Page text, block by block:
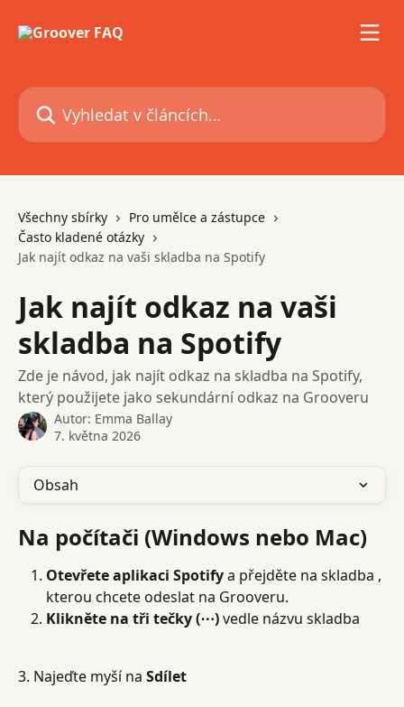
Vyhledat v článcích…
Všechny sbírky
Pro umělce a zástupce
Často kladené otázky
Jak najít odkaz na vaši skladba na Spotify
Jak najít odkaz na vaši
skladba na Spotify
Zde je návod, jak najít odkaz na skladba na Spotify,
který použijete jako sekundární odkaz na Grooveru
Autor: Emma Ballay
7. května 2026
Obsah
Na počítači (Windows nebo Mac)
Otevřete aplikaci Spotify a přejděte na skladba ,
kterou chcete odeslat na Grooveru.
Klikněte na tři tečky (⋯) vedle názvu skladba
3. Najeďte myší na Sdílet